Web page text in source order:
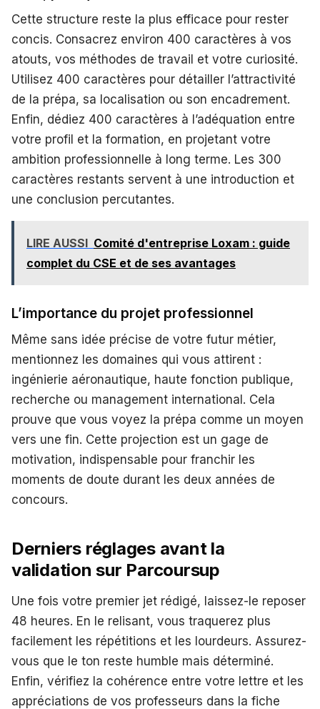
Cette structure reste la plus efficace pour rester
concis. Consacrez environ 400 caractères à vos
atouts, vos méthodes de travail et votre curiosité.
Utilisez 400 caractères pour détailler l’attractivité
de la prépa, sa localisation ou son encadrement.
Enfin, dédiez 400 caractères à l’adéquation entre
votre profil et la formation, en projetant votre
ambition professionnelle à long terme. Les 300
caractères restants servent à une introduction et
une conclusion percutantes.
LIRE AUSSI Comité d'entreprise Loxam : guide
complet du CSE et de ses avantages
L’importance du projet professionnel
Même sans idée précise de votre futur métier,
mentionnez les domaines qui vous attirent :
ingénierie aéronautique, haute fonction publique,
recherche ou management international. Cela
prouve que vous voyez la prépa comme un moyen
vers une fin. Cette projection est un gage de
motivation, indispensable pour franchir les
moments de doute durant les deux années de
concours.
Derniers réglages avant la
validation sur Parcoursup
Une fois votre premier jet rédigé, laissez-le reposer
48 heures. En le relisant, vous traquerez plus
facilement les répétitions et les lourdeurs. Assurez-
vous que le ton reste humble mais déterminé.
Enfin, vérifiez la cohérence entre votre lettre et les
appréciations de vos professeurs dans la fiche